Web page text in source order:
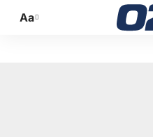
Promijeni
Aa